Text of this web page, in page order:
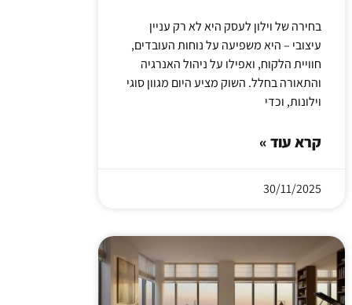
בחירה של וילון לעסק היא לא רק עניין
עיצובי – היא משפיעה על נוחות העובדים,
חוויית הלקוח, ואפילו על ניהול האנרגיה
והתאורה בחלל. השוק מציע היום מגוון סוגי
וילונות, וכדי
קרא עוד »
30/11/2025